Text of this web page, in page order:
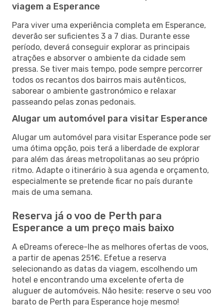
viagem a Esperance
Para viver uma experiência completa em Esperance,
deverão ser suficientes 3 a 7 dias. Durante esse
período, deverá conseguir explorar as principais
atrações e absorver o ambiente da cidade sem
pressa. Se tiver mais tempo, pode sempre percorrer
todos os recantos dos bairros mais autênticos,
saborear o ambiente gastronómico e relaxar
passeando pelas zonas pedonais.
Alugar um automóvel para visitar Esperance
Alugar um automóvel para visitar Esperance pode ser
uma ótima opção, pois terá a liberdade de explorar
para além das áreas metropolitanas ao seu próprio
ritmo. Adapte o itinerário à sua agenda e orçamento,
especialmente se pretende ficar no país durante
mais de uma semana.
Reserva já o voo de Perth para
Esperance a um preço mais baixo
A eDreams oferece-lhe as melhores ofertas de voos,
a partir de apenas 251€. Efetue a reserva
selecionando as datas da viagem, escolhendo um
hotel e encontrando uma excelente oferta de
aluguer de automóveis. Não hesite: reserve o seu voo
barato de Perth para Esperance hoje mesmo!